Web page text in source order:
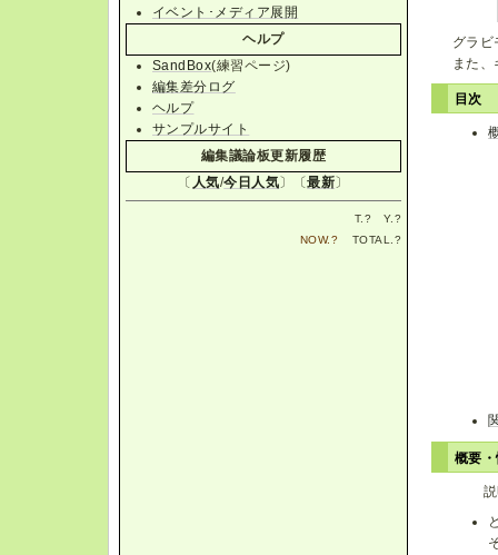
グラ
また
目次
概要
イベント･メディア展開
ヘルプ
SandBox(練習ページ)
編集差分ログ
ヘルプ
サンプルサイト
編集議論板更新履歴
〔 人気/今日人気〕〔最新〕
T. ? Y. ?
NOW.? TOTAL. ?